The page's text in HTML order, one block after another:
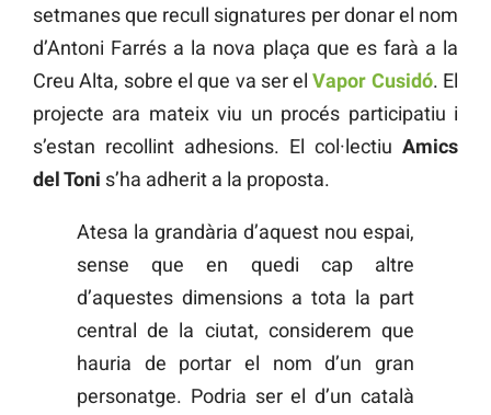
setmanes que recull signatures per donar el nom
d’Antoni Farrés a la nova plaça que es farà a la
Creu Alta, sobre el que va ser elVapor Cusidó. El
projecte ara mateix viu un procés participatiu i
s’estan recollint adhesions. El col·lectiu Amics
del Toni s’ha adherit a la proposta.
Atesa la grandària d’aquest nou espai,
sense que en quedi cap altre
d’aquestes dimensions a tota la part
central de la ciutat, considerem que
hauria de portar el nom d’un gran
personatge. Podria ser el d’un català